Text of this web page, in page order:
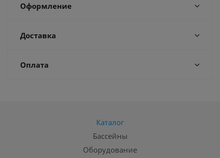
Оформление
Доставка
Оплата
Каталог
Бассейны
Оборудование